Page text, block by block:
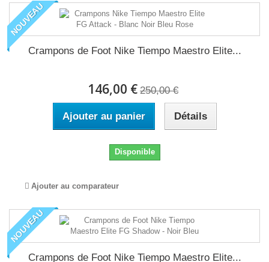
NOUVEAU
Crampons de Foot Nike Tiempo Maestro Elite...
146,00 € 250,00 €
Ajouter au panier Détails
Disponible
Ajouter au comparateur
NOUVEAU
Crampons de Foot Nike Tiempo Maestro Elite...